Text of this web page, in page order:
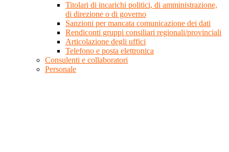
Titolari di incarichi politici, di amministrazione,
di direzione o di governo
Sanzioni per mancata comunicazione dei dati
Rendiconti gruppi consiliari regionali/provinciali
Articolazione degli uffici
Telefono e posta elettronica
Consulenti e collaboratori
Personale